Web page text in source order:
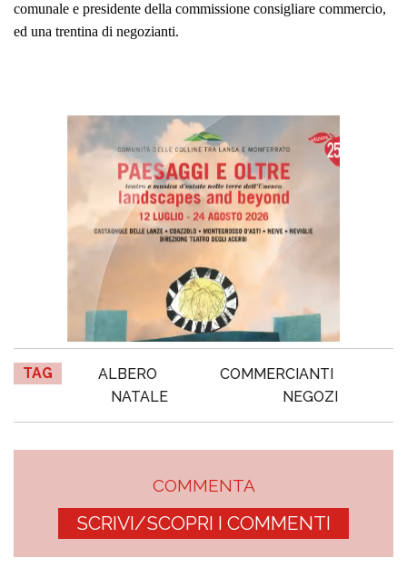
comunale e presidente della commissione consigliare commercio,
ed una trentina di negozianti.
TAG ALBERO
COMMERCIANTI
NATALE
NEGOZI
COMMENTA
SCRIVI/SCOPRI I COMMENTI